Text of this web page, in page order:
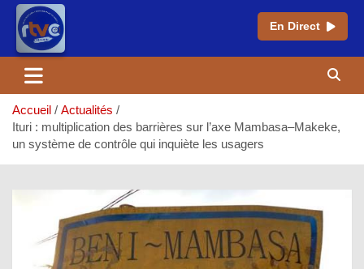
En Direct
contenu
Accueil
Actualités
Ituri : multiplication des barrières sur l’axe Mambasa–Makeke,
un système de contrôle qui inquiète les usagers